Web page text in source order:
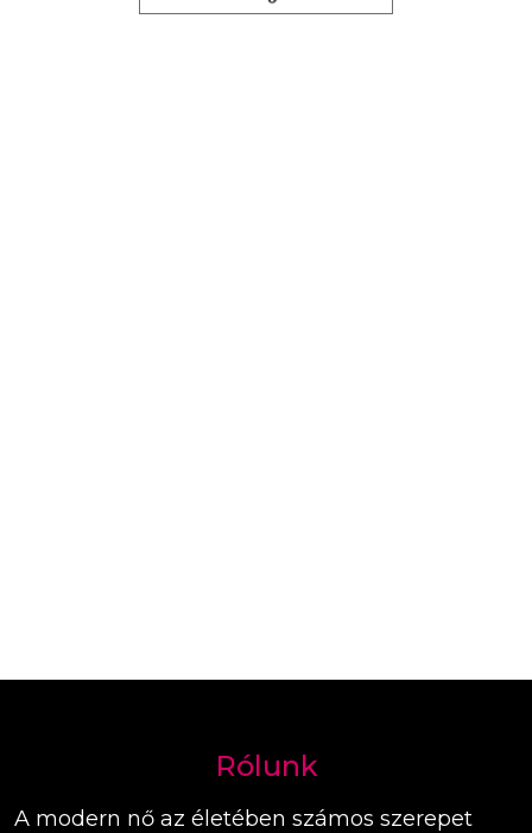
Rólunk
A modern nő az életében számos szerepet